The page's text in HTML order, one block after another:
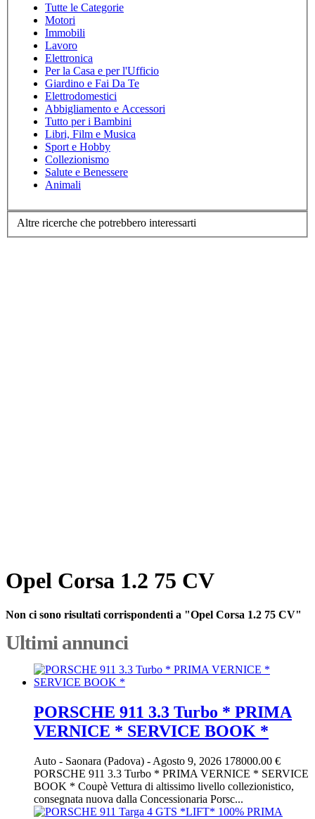
Tutte le Categorie
Motori
Immobili
Lavoro
Elettronica
Per la Casa e per l'Ufficio
Giardino e Fai Da Te
Elettrodomestici
Abbigliamento e Accessori
Tutto per i Bambini
Libri, Film e Musica
Sport e Hobby
Collezionismo
Salute e Benessere
Animali
Altre ricerche che potrebbero interessarti
Opel Corsa 1.2 75 CV
Non ci sono risultati corrispondenti a "Opel Corsa 1.2 75 CV"
Ultimi annunci
PORSCHE 911 3.3 Turbo * PRIMA
VERNICE * SERVICE BOOK *
Auto - Saonara (Padova) - Agosto 9, 2026 178000.00 €
PORSCHE 911 3.3 Turbo * PRIMA VERNICE * SERVICE
BOOK * Coupè Vettura di altissimo livello collezionistico,
consegnata nuova dalla Concessionaria Porsc...